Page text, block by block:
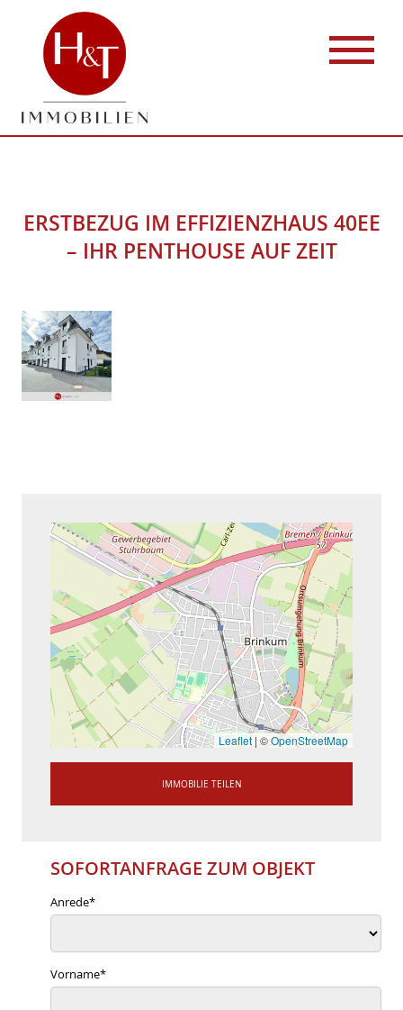
ERSTBEZUG IM EFFIZIENZHAUS 40EE
– IHR PENTHOUSE AUF ZEIT
Leaflet | ©OpenStreetMap
IMMOBILIE TEILEN
SOFORTANFRAGE ZUM OBJEKT
Anrede*
Vorname*